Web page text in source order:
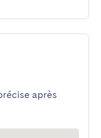
après